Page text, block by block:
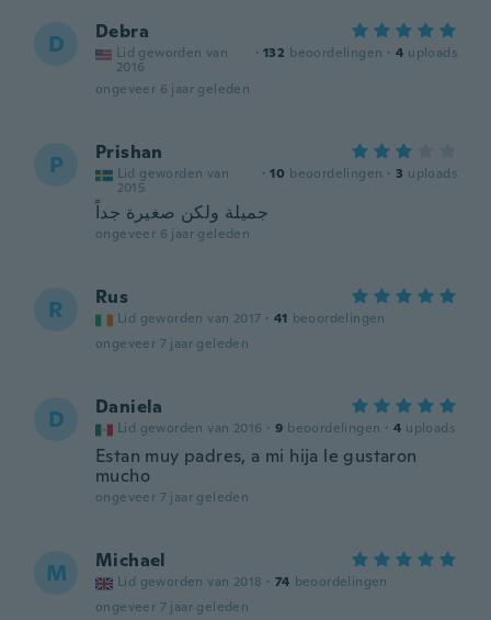
D Debra
Lid geworden van
2016
· 132 beoordelingen · 4 uploads
ongeveer 6 jaar geleden
P Prishan
Lid geworden van
2015
· 10 beoordelingen · 3 uploads
جميلة ولكن صغيرة جداً
ongeveer 6 jaar geleden
R Rus
Lid geworden van 2017 · 41 beoordelingen
ongeveer 7 jaar geleden
D Daniela
Lid geworden van 2016 · 9 beoordelingen · 4 uploads
Estan muy padres, a mi hija le gustaron
mucho
ongeveer 7 jaar geleden
M Michael
Lid geworden van 2018 · 74 beoordelingen
ongeveer 7 jaar geleden